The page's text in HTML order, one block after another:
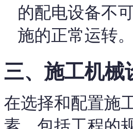
的配电设备不
施的正常运转。
三、施工机械
在选择和配置施